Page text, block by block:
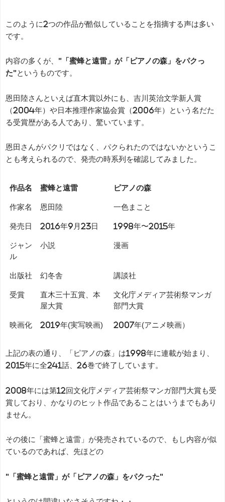
このように2つの作品が酷似していることを指摘する声は多い
です。
内容の多くが、 "「蜜蜂と遠雷」が「ピアノの森」をパクっ
た" というものです。
恩田陸さんといえば直木賞以外にも、吉川英治文学新人賞
（2004年）や日本推理作家協会賞（2006年）という名だた
る受賞歴がある人であり、驚いています。
恩田さんがパクリではなく、パクられたのではないかというこ
とも考えられるので、発売の時系列を確認してみました。
作品名 蜜蜂と遠雷 ピアノの森
作家名 恩田陸 一色まこと
発売日 2016年9月23日 1998年〜2015年
ジャン
ル
小説 漫画
出版社 幻冬舎 講談社
受賞
直木三十五賞、本
屋大賞
文化庁メディア芸術祭マンガ
部門大賞
映画化 2019年(実写映画) 2007年(アニメ映画）
上記の表の通り、「ピアノの森」は1998年に連載が始まり、
2015年に全241話、26巻で終了しています。
2008年には第12回文化庁メディア芸術祭マンガ部門大賞も受
賞しており、かなりのヒット作品であることはいうまでもあり
ません。
その後に「蜜蜂と遠雷」が発売されているので、もし内容が似
ているのであれば、先ほどの
"「蜜蜂と遠雷」が「ピアノの森」をパクった"